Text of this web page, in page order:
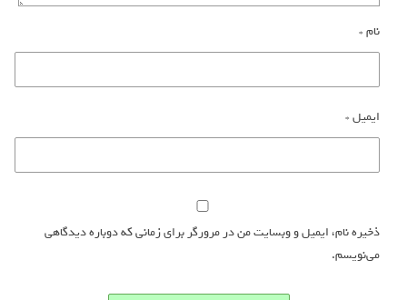
نام*
ایمیل*
ذخیره نام، ایمیل و وبسایت من در مرورگر برای زمانی که دوباره دیدگاهی
می‌نویسم.